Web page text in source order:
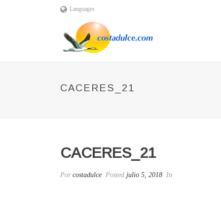
Languages
CACERES_21
CACERES_21
Por costadulce Posted julio 5, 2018 In